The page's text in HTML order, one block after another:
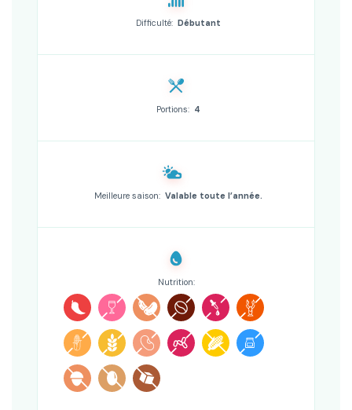
Difficulté: Débutant
Portions: 4
Meilleure saison: Valable toute l’année.
Nutrition: